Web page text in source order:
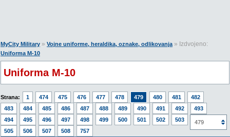
MyCity Military » Vojne uniforme, heraldika, oznake, odlikovanja» Izdvojeno:
Uniforma M-10
Uniforma M-10
Strana: 1 474 475 476 477 478 479 480 481
482
483
484 485 486 487 488 489 490 491 492
493
494
495 496 497 498 499 500 501 502 503
504
505
506 507 508 757
479